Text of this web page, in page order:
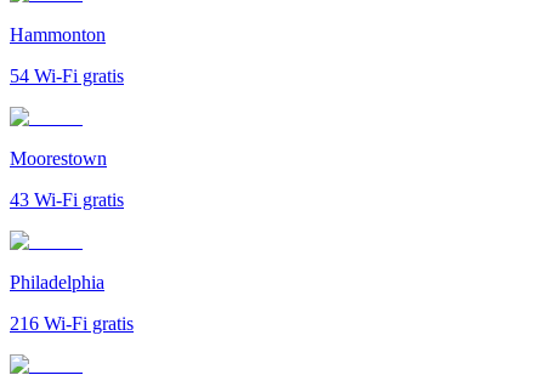
Hammonton
54 Wi-Fi gratis
Moorestown
43 Wi-Fi gratis
Philadelphia
216 Wi-Fi gratis